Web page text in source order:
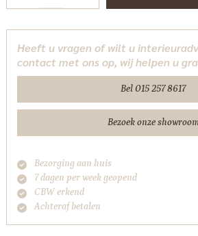
135
cm
Tower
aantal
Heeft u vragen of wilt u
contact met ons op, wij helpen u
Bel 015 257 8617
Bezoek onze
Bezorging aan huis
7 dagen per week geopend
CBW erkend
Achteraf betalen